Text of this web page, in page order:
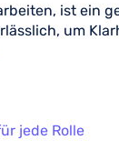
ist ein
um
jede Rolle